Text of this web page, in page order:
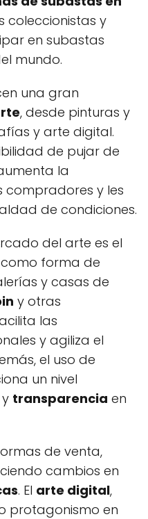
coleccionistas y
en subastas
mundo.
una gran
, desde pinturas y
y arte digital.
de pujar de
la
compradores y les
de condiciones.
del arte es el
como forma de
y casas de
y otras
las
y agiliza el
el uso de
un nivel
y transparencia en
de venta,
cambios en
. El arte digital,
protagonismo en